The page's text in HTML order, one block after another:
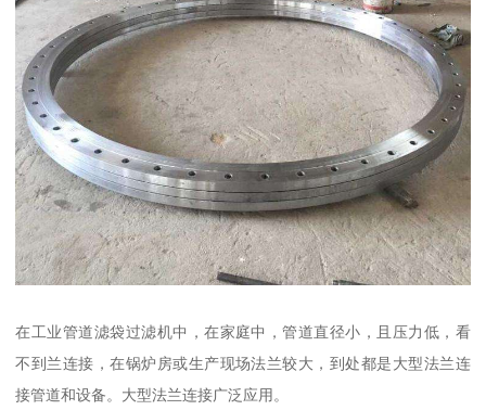
在工业管道滤袋过滤机中，在家庭中，管道直径小，且压力低，看
不到兰连接，在锅炉房或生产现场法兰较大，到处都是大型法兰连
接管道和设备。大型法兰连接广泛应用。